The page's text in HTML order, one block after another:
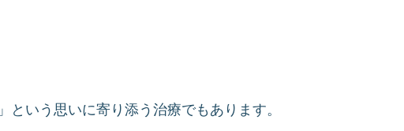
いう思いに寄り添う治療でもあります。